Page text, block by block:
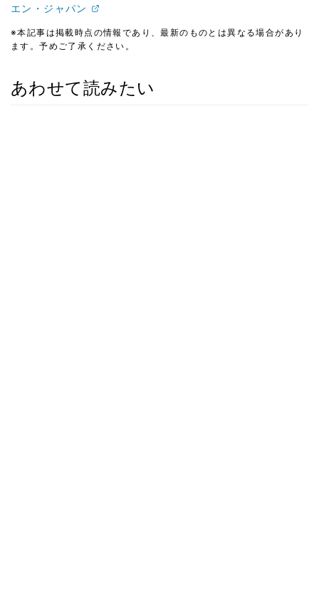
エン・ジャパン
※本記事は掲載時点の情報であり、最新のものとは異なる場合があり
ます。予めご了承ください。
あわせて読みたい